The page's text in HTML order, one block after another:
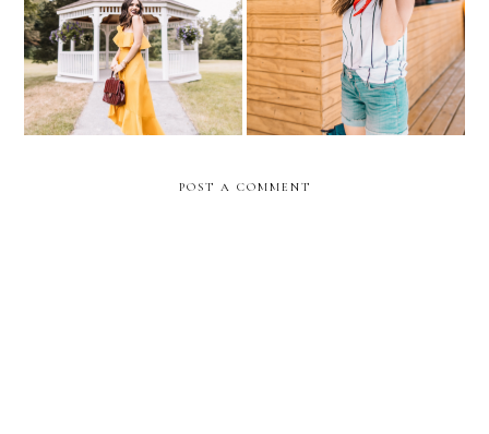
Almost-FALL wedding in
mustard and burgundy
DENIZEN® From Levi’s®
Jeans Take Over JAMAICA
POST A COMMENT